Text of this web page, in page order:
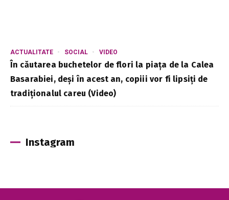
ACTUALITATE SOCIAL VIDEO
În căutarea buchetelor de flori la piața de la Calea
Basarabiei, deși în acest an, copiii vor fi lipsiți de
tradiționalul careu (Video)
Instagram